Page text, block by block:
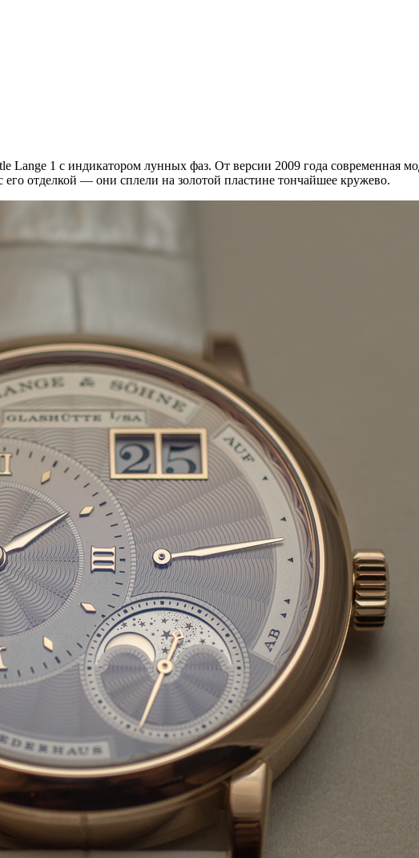
Lange 1 с индикатором лунных фаз. От версии 2009 года современная
отделкой — они сплели на золотой пластине тончайшее кружево.